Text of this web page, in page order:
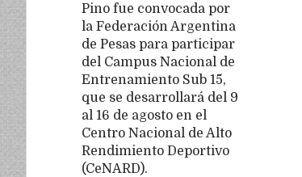
Pino fue convocada por
la Federación Argentina
de Pesas para participar
del Campus Nacional de
Entrenamiento Sub 15,
que se desarrollará del 9
al 16 de agosto en el
Centro Nacional de Alto
Rendimiento Deportivo
(CeNARD).